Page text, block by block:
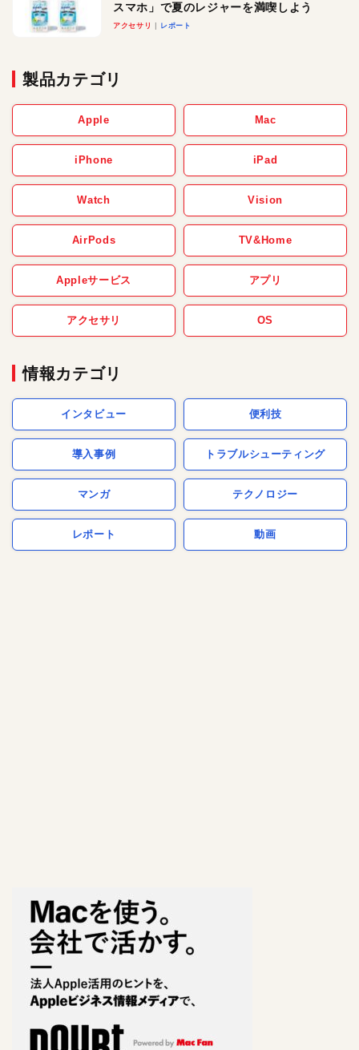
スマホ」で夏のレジャーを満喫しよう
アクセサリ レポート
製品カテゴリ
Apple Mac
iPhone iPad
Watch Vision
AirPods TV&Home
Appleサービス アプリ
アクセサリ OS
情報カテゴリ
インタビュー 便利技
導入事例 トラブルシューティング
マンガ テクノロジー
レポート 動画